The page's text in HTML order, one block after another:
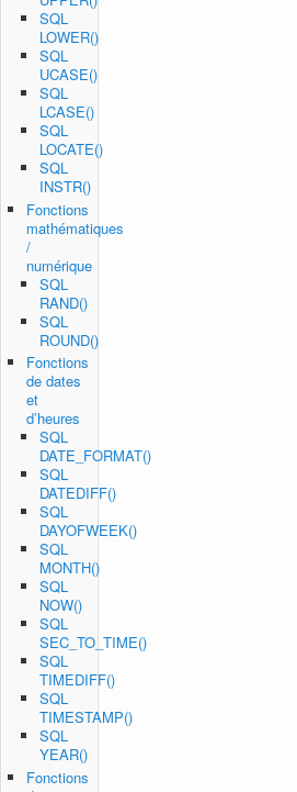
SQL
LOWER()
SQL
UCASE()
SQL
LCASE()
SQL
LOCATE()
SQL
INSTR()
Fonctions
mathématiques
/
numérique
SQL
RAND()
SQL
ROUND()
Fonctions
de dates
et
d’heures
SQL
DATE_FORMAT()
SQL
DATEDIFF()
SQL
DAYOFWEEK()
SQL
MONTH()
SQL
NOW()
SQL
SEC_TO_TIME()
SQL
TIMEDIFF()
SQL
TIMESTAMP()
SQL
YEAR()
Fonctions